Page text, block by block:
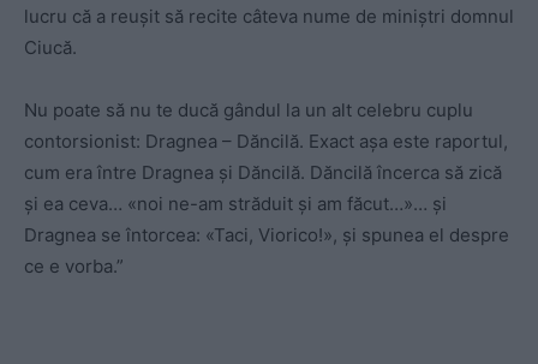
lucru că a reușit să recite câteva nume de miniștri domnul
Ciucă.
Nu poate să nu te ducă gândul la un alt celebru cuplu
contorsionist: Dragnea – Dăncilă. Exact așa este raportul,
cum era între Dragnea și Dăncilă. Dăncilă încerca să zică
și ea ceva… «noi ne-am străduit și am făcut…»… și
Dragnea se întorcea: «Taci, Viorico!», și spunea el despre
ce e vorba.”